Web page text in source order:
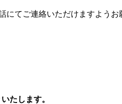
てご連絡いただけますようお
たします。